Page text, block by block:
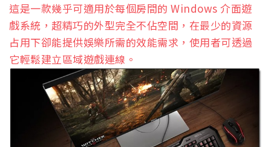
這是一款幾乎可適用於每個房間的 Windows 介面遊
戲系統，超精巧的外型完全不佔空間，在最少的資源
占用下卻能提供娛樂所需的效能需求，使用者可透過
它輕鬆建立區域遊戲連線。